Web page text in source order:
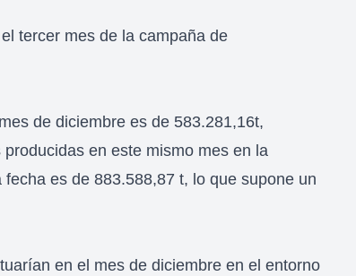
tercer mes de la campaña de
de diciembre es de 583.281,16t,
en este mismo mes en la
es de 883.588,87 t, lo que supone un
en el mes de diciembre en el entorno